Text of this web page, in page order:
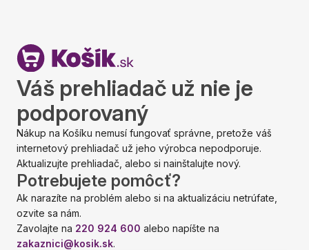
Váš prehliadač už nie je
podporovaný
Nákup na Košíku nemusí fungovať správne, pretože váš
internetový prehliadač už jeho výrobca nepodporuje.
Aktualizujte prehliadač, alebo si nainštalujte nový.
Potrebujete pomôcť?
Ak narazíte na problém alebo si na aktualizáciu netrúfate,
ozvite sa nám.
Zavolajte na 220 924 600 alebo napíšte na
zakaznici@kosik.sk.